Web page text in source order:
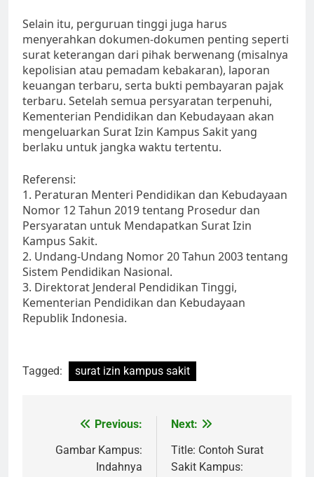
Selain itu, perguruan tinggi juga harus
menyerahkan dokumen-dokumen penting seperti
surat keterangan dari pihak berwenang (misalnya
kepolisian atau pemadam kebakaran), laporan
keuangan terbaru, serta bukti pembayaran pajak
terbaru. Setelah semua persyaratan terpenuhi,
Kementerian Pendidikan dan Kebudayaan akan
mengeluarkan Surat Izin Kampus Sakit yang
berlaku untuk jangka waktu tertentu.
Referensi:
1. Peraturan Menteri Pendidikan dan Kebudayaan
Nomor 12 Tahun 2019 tentang Prosedur dan
Persyaratan untuk Mendapatkan Surat Izin
Kampus Sakit.
2. Undang-Undang Nomor 20 Tahun 2003 tentang
Sistem Pendidikan Nasional.
3. Direktorat Jenderal Pendidikan Tinggi,
Kementerian Pendidikan dan Kebudayaan
Republik Indonesia.
Tagged: surat izin kampus sakit
navigation
Previous:
Gambar Kampus:
Indahnya
Next:
Title: Contoh Surat
Sakit Kampus: